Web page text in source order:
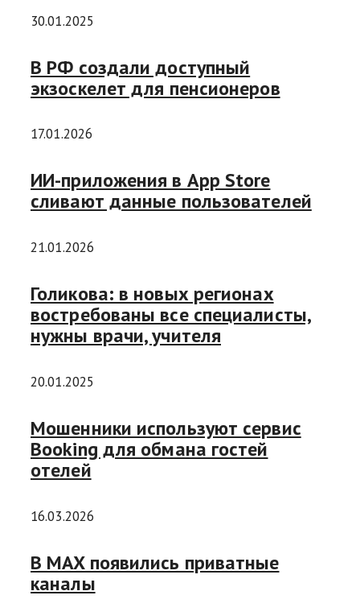
30.01.2025
В РФ создали доступный
экзоскелет для пенсионеров
17.01.2026
ИИ-приложения в App Store
сливают данные пользователей
21.01.2026
Голикова: в новых регионах
востребованы все специалисты,
нужны врачи, учителя
20.01.2025
Мошенники используют сервис
Booking для обмана гостей
отелей
16.03.2026
В MAX появились приватные
каналы